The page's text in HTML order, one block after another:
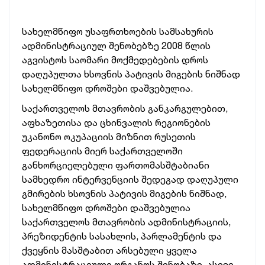
სახელმწიფო უსაფრთხოების სამსახურის
ადმინისტრაციულ შენობებზე 2008 წლის
აგვისტოს საომარი მოქმედებების დროს
დაღუპულთა ხსოვნის პატივის მიგების ნიშნად
სახელმწიფო დროშები დაშვებულია.
საქართველოს მთავრობის განკარგულებით,
აფხაზეთისა და ცხინვალის რეგიონების
უკანონო ოკუპაციის მიზნით რუსეთის
ფედერაციის მიერ საქართველოში
განხორციელებული ფართომასშტაბიანი
სამხედრო ინტერვენციის შედეგად დაღუპული
გმირების ხსოვნის პატივის მიგების ნიშნად,
სახელმწიფო დროშები დაშვებულია
საქართველოს მთავრობის ადმინისტრაციის,
პრეზიდენტის სასახლის, პარლამენტის და
ქვეყნის მასშტაბით არსებული ყველა